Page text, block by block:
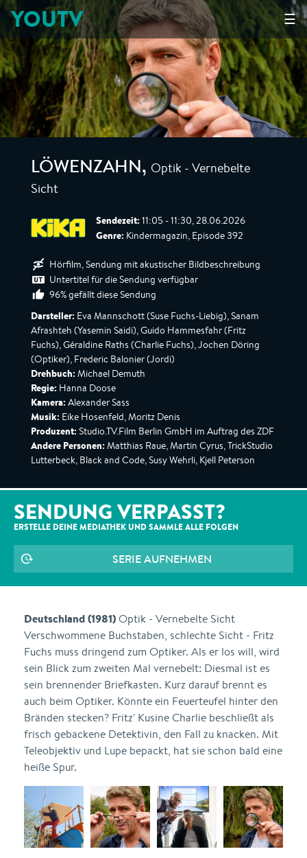
☰
YOUTV
LÖWENZAHN, Optik - Vernebelte
Sicht
Sendezeit: 11:05 - 11:30, 28.06.2026
Genre: Kindermagazin, Episode 392
Hörfilm, Sendung mit akustischer Bildbeschreibung
Untertitel für die Sendung verfügbar
96% gefällt diese Sendung
Darsteller: Eva Mannschott (Suse Fuchs-Liebig), Sanam
Afrashteh (Yasemin Saidi), Guido Hammesfahr (Fritz
Fuchs), Géraldine Raths (Charlie Fuchs), Jochen Döring
(Optiker), Frederic Balonier (Jordi)
Drehbuch: Michael Demuth
Regie: Hanna Doose
Kamera: Alexander Sass
Musik: Eike Hosenfeld, Moritz Denis
Produzent: Studio.TV.Film Berlin GmbH im Auftrag des ZDF
Andere Personen: Matthias Raue, Martin Cyrus, TrickStudio
Lutterbeck, Black and Code, Susy Wehrli, Kjell Peterson
SENDUNG VERPASST?
ERSTELLE DEINE MEDIATHEK UND SAMMLE ALLE FOLGEN
SERIE AUFNEHMEN
Deutschland (1981)Optik - Vernebelte Sicht
Verschwommene Buchstaben, schlechte Sicht - Fritz
Fuchs muss dringend zum Optiker. Als er los will, wird
sein Blick zum zweiten Mal vernebelt: Diesmal ist es
sein brennender Briefkasten. Kurz darauf brennt es
auch beim Optiker. Könnte ein Feuerteufel hinter den
Bränden stecken? Fritz' Kusine Charlie beschließt als
frisch gebackene Detektivin, den Fall zu knacken. Mit
Teleobjektiv und Lupe bepackt, hat sie schon bald eine
heiße Spur.